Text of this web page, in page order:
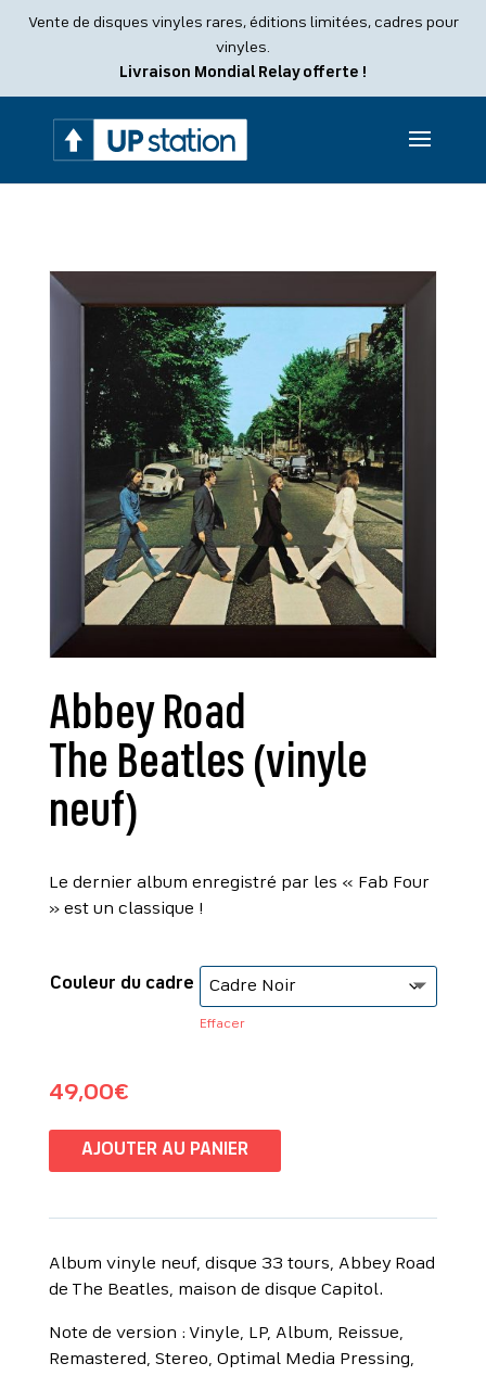
Vente de disques vinyles rares, éditions limitées, cadres pour
vinyles.
Livraison Mondial Relay offerte !
Abbey Road
The Beatles (vinyle
neuf)
Le dernier album enregistré par les « Fab Four
» est un classique !
Couleur du cadre
Effacer
49,00€
AJOUTER AU PANIER
Album vinyle neuf, disque 33 tours, Abbey Road
de The Beatles, maison de disque Capitol.
Note de version : Vinyle, LP, Album, Reissue,
Remastered, Stereo, Optimal Media Pressing,